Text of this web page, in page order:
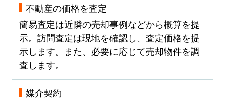
不動産の価格を査定
簡易査定は近隣の売却事例などから概算を提
示。訪問査定は現地を確認し、査定価格を提
示します。また、必要に応じて売却物件を調
査します。
媒介契約